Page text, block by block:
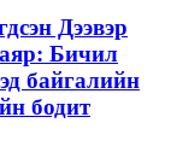
Дээвэр
Бичил
байгалийн
бодит